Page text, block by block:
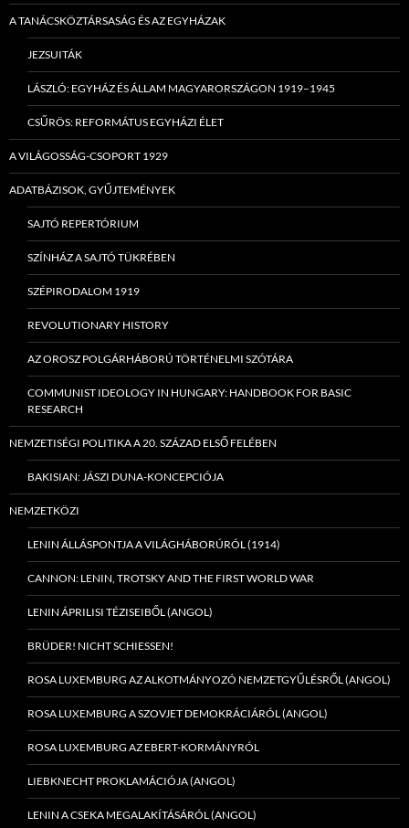
A TANÁCSKÖZTÁRSASÁG ÉS AZ EGYHÁZAK
JEZSUITÁK
LÁSZLÓ: EGYHÁZ ÉS ÁLLAM MAGYARORSZÁGON 1919–1945
CSŰRÖS: REFORMÁTUS EGYHÁZI ÉLET
A VILÁGOSSÁG-CSOPORT 1929
ADATBÁZISOK, GYŰJTEMÉNYEK
SAJTÓ REPERTÓRIUM
SZÍNHÁZ A SAJTÓ TÜKRÉBEN
SZÉPIRODALOM 1919
REVOLUTIONARY HISTORY
AZ OROSZ POLGÁRHÁBORÚ TÖRTÉNELMI SZÓTÁRA
COMMUNIST IDEOLOGY IN HUNGARY: HANDBOOK FOR BASIC
RESEARCH
NEMZETISÉGI POLITIKA A 20. SZÁZAD ELSŐ FELÉBEN
BAKISIAN: JÁSZI DUNA-KONCEPCIÓJA
NEMZETKÖZI
LENIN ÁLLÁSPONTJA A VILÁGHÁBORÚRÓL (1914)
CANNON: LENIN, TROTSKY AND THE FIRST WORLD WAR
LENIN ÁPRILISI TÉZISEIBŐL (ANGOL)
BRÜDER! NICHT SCHIESSEN!
ROSA LUXEMBURG AZ ALKOTMÁNYOZÓ NEMZETGYŰLÉSRŐL (ANGOL)
ROSA LUXEMBURG A SZOVJET DEMOKRÁCIÁRÓL (ANGOL)
ROSA LUXEMBURG AZ EBERT-KORMÁNYRÓL
LIEBKNECHT PROKLAMÁCIÓJA (ANGOL)
LENIN A CSEKA MEGALAKÍTÁSÁRÓL (ANGOL)